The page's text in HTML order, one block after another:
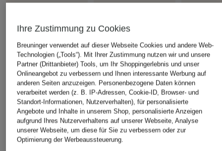
LLOYD
Schnürer CORE PLUS
CHF 169
Cordwainer
Schnürer MERSEY
CHF 329
LLOYD
Schnürer
CHF 289
ÄHNLICHE ARTIKEL ENTDECKEN
Ihre Zustimmung zu Cookies
Breuninger verwendet auf dieser Webseite Cookies und andere Web-
Technologien („Tools“). Mit Ihrer Zustimmung nutzen wir und unsere
Partner (Drittanbieter) Tools, um Ihr Shoppingerlebnis und unser
Onlineangebot zu verbessern und Ihnen interessante Werbung auf
anderen Seiten anzuzeigen. Personenbezogene Daten können
verarbeitet werden (z. B. IP-Adressen, Cookie-ID, Browser- und
Standort-Informationen, Nutzerverhalten), für personalisierte
Angebote und Inhalte in unserem Shop, personalisierte Anzeigen
aufgrund Ihres Nutzerverhaltens auf unserer Webseite, Analyse
unserer Webseite, um diese für Sie zu verbessern oder zur
Optimierung der Werbeaussteuerung.